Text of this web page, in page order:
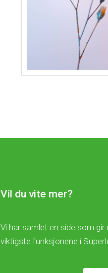
Vil du vite mer?
Vi har samlet en side som gir
viktigste funksjonene i